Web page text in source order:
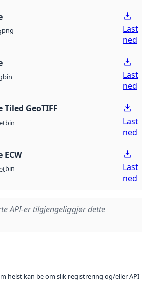
png
Last
ned
bin
Last
ned
Tiled GeoTIFF
bin
Last
ned
ECW
bin
Last
ned
API-er tilgjengeliggjør dette
helst kan be om slik registrering og/eller API-